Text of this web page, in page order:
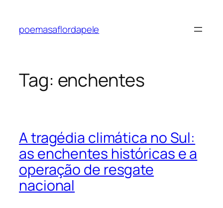
poemasaflordapele
Tag: enchentes
A tragédia climática no Sul:
as enchentes históricas e a
operação de resgate
nacional